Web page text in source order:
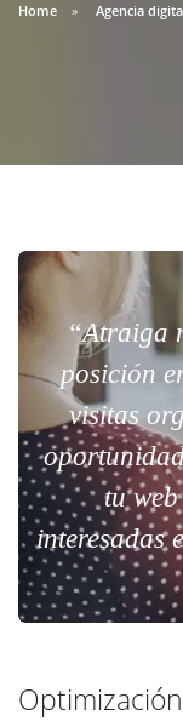
Home Agencia
“Atraiga
posición
visitas
tu
interesadas